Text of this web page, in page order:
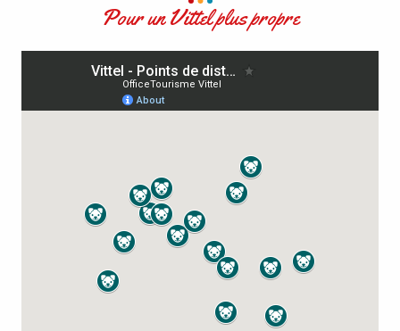
Pour un Vittel plus propre